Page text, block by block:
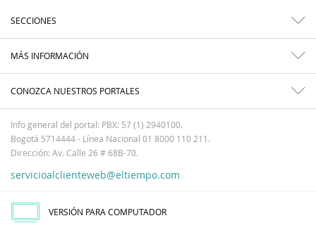
SECCIONES
MÁS INFORMACIÓN
CONOZCA NUESTROS PORTALES
Info general del portal: PBX: 57 (1) 2940100.
Bogotá 5714444 - Línea Nacional 01 8000 110 211.
Dirección: Av. Calle 26 # 68B-70.
servicioalclienteweb@eltiempo.com
VERSIÓN PARA COMPUTADOR